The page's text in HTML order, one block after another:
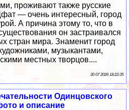
проживают также русские
— очень интересный, город
А причина этому то, что в
он застраивался
стран мира. Знаменит город
музыкантами,
местных творцов....
30 07 2026 18:22:35
Одинцовского
и описание